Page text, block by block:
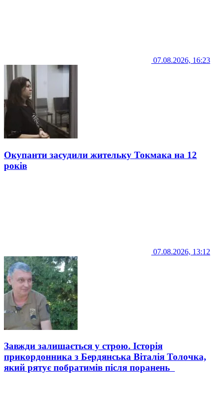
07.08.2026, 16:23
Окупанти засудили жительку Токмака на 12
років
07.08.2026, 13:12
Завжди залишається у строю. Історія
прикордонника з Бердянська Віталія Толочка,
який рятує побратимів після поранень